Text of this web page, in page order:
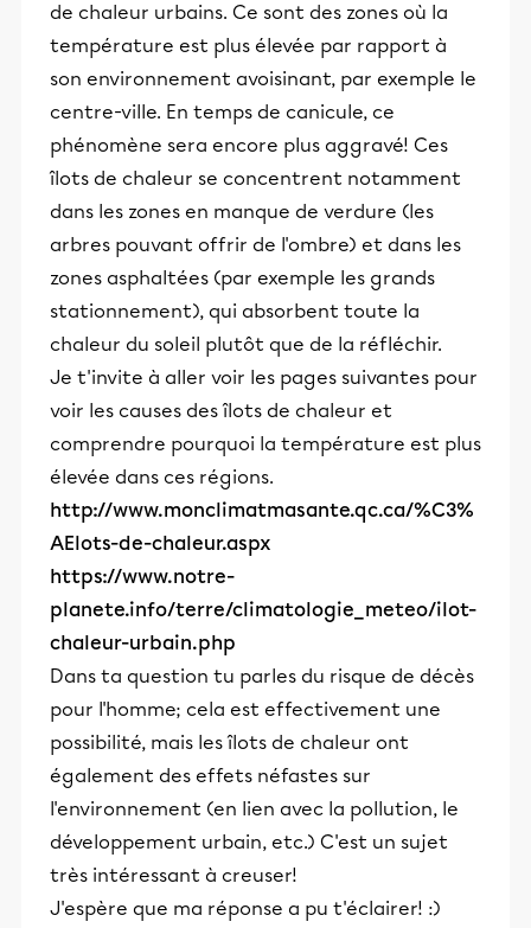
de chaleur urbains. Ce sont des zones où la
température est plus élevée par rapport à
son environnement avoisinant, par exemple le
centre-ville. En temps de canicule, ce
phénomène sera encore plus aggravé! Ces
îlots de chaleur se concentrent notamment
dans les zones en manque de verdure (les
arbres pouvant offrir de l'ombre) et dans les
zones asphaltées (par exemple les grands
stationnement), qui absorbent toute la
chaleur du soleil plutôt que de la réfléchir.
Je t'invite à aller voir les pages suivantes pour
voir les causes des îlots de chaleur et
comprendre pourquoi la température est plus
élevée dans ces régions.
http://www.monclimatmasante.qc.ca/%C3%
AElots-de-chaleur.aspx
https://www.notre-
planete.info/terre/climatologie_meteo/ilot-
chaleur-urbain.php
Dans ta question tu parles du risque de décès
pour l'homme; cela est effectivement une
possibilité, mais les îlots de chaleur ont
également des effets néfastes sur
l'environnement (en lien avec la pollution, le
développement urbain, etc.) C'est un sujet
très intéressant à creuser!
J'espère que ma réponse a pu t'éclairer! :)